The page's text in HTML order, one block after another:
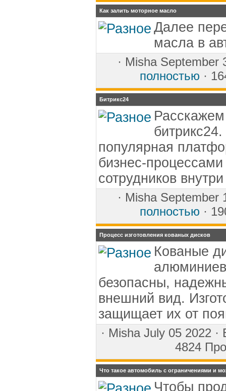
Как залить моторное масло
Далее
масла в
· MishaSeptember
полностью ·
Битрикс24
Расскажем
популярная
бизнес-
сотрудников
· MishaSeptember
полностью ·
Процесс изготовления кованых дисков
Кованые
безопасны,
внешний вид.
защищает их от
· MishaJuly 05 2022 ·
4824
Что такое автомобиль с ограничениями и
Чтобы